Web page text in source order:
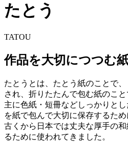
たとう
TATOU
作品を大切につつむ
たとうとは、たとう紙のことで
され、折りたたんで包む紙のこと
主に色紙・短冊などしっかりと
を紙で包んで大切に保存するため
古くから日本では丈夫な厚手の
るために使われてきました。